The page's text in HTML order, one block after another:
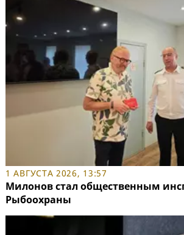
1 АВГУСТА 2026, 13:57
Милонов стал общественным
Рыбоохраны